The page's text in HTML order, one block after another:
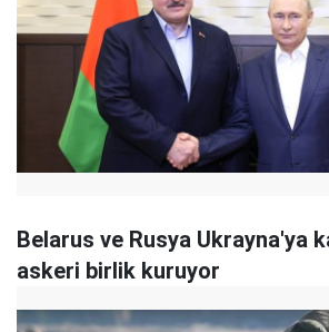
Belarus ve Rusya Ukrayna'ya
askeri birlik kuruyor